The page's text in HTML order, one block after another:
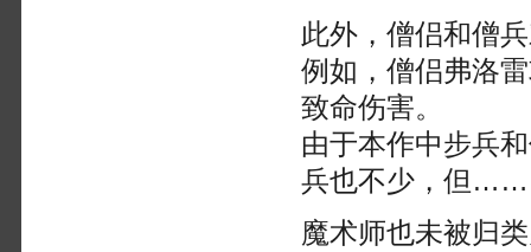
此外，僧侣和僧
例如，僧侣弗洛
致命伤害。
由于本作中步兵
兵也不少，但……
魔术师也未被归